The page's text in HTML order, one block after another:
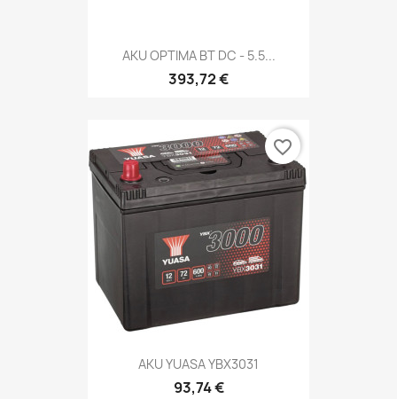
AKU OPTIMA BT DC - 5.5...
393,72 €
AKU YUASA YBX3031
93,74 €
favorite_border